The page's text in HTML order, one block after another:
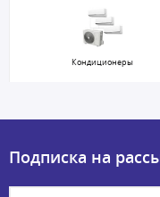
Кондиционеры
Подписка на